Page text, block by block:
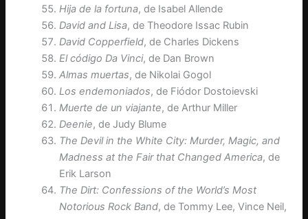
Hija de la fortuna, de Isabel Allende
David and Lisa, de Theodore Issac Rubin
David Copperfield, de Charles Dickens
El código Da Vinci, de Dan Brown
Almas muertas, de Nikolai Gogol
Los endemoniados, de Fiódor Dostoievski
Muerte de un viajante, de Arthur Miller
Deenie, de Judy Blume
The Devil in the White City: Murder, Magic, and
Madness at the Fair that Changed America, de
Erik Larson
The Dirt: Confessions of the World’s Most
Notorious Rock Band, de Tommy Lee, Vince Neil,